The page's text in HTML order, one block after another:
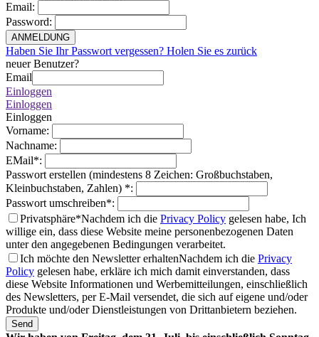
Email:
Password:
ANMELDUNG
Haben Sie Ihr Passwort vergessen? Holen Sie es zurück
neuer Benutzer?
Email
Einloggen
Einloggen
Einloggen
Vorname:
Nachname:
EMail*:
Passwort erstellen (mindestens 8 Zeichen: Großbuchstaben,
Kleinbuchstaben, Zahlen) *:
Passwort umschreiben*:
Privatsphäre*Nachdem ich die Privacy Policy gelesen habe, Ich
willige ein, dass diese Website meine personenbezogenen Daten
unter den angegebenen Bedingungen verarbeitet.
Ich möchte den Newsletter erhaltenNachdem ich die Privacy
Policy gelesen habe, erkläre ich mich damit einverstanden, dass
diese Website Informationen und Werbemitteilungen, einschließlich
des Newsletters, per E-Mail versendet, die sich auf eigene und/oder
Produkte und/oder Dienstleistungen von Drittanbietern beziehen.
Send